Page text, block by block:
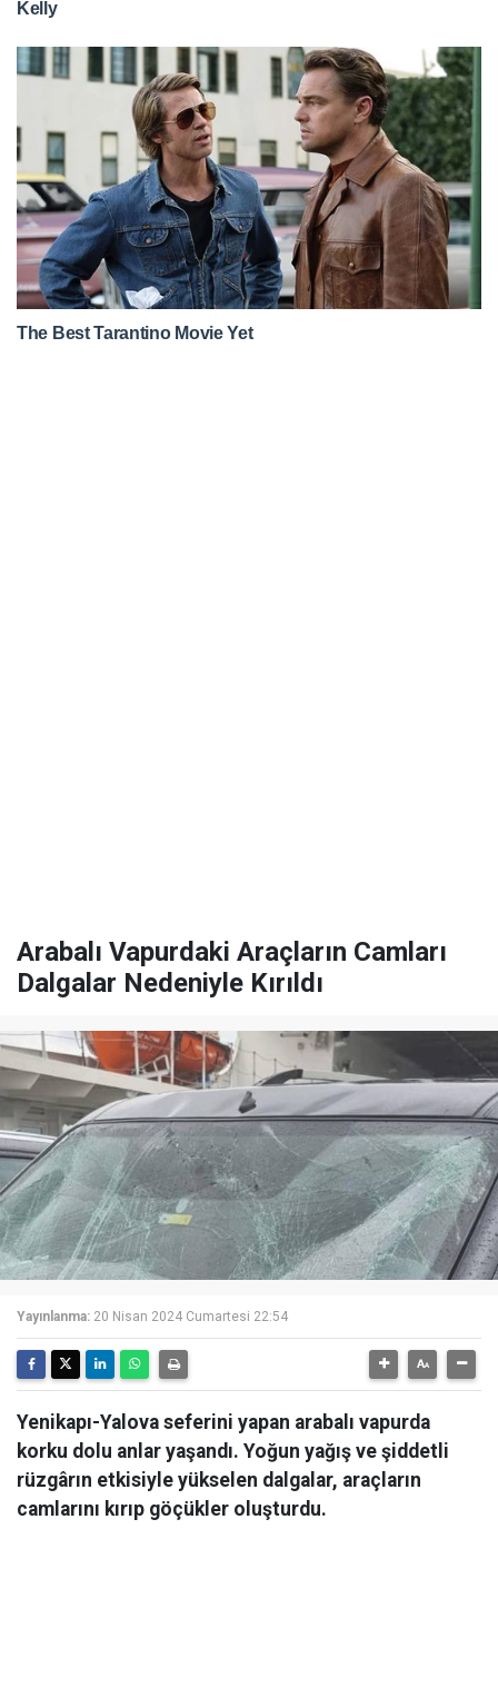
Arabalı Vapurdaki Araçların Camları
Dalgalar Nedeniyle Kırıldı
Yayınlanma: 20 Nisan 2024 Cumartesi 22:54
Yenikapı-Yalova seferini yapan arabalı vapurda
korku dolu anlar yaşandı. Yoğun yağış ve şiddetli
rüzgârın etkisiyle yükselen dalgalar, araçların
camlarını kırıp göçükler oluşturdu.